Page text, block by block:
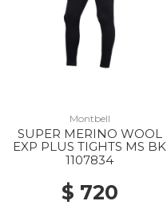
Montbell
SUPER MERINO WOOL
EXP PLUS TIGHTS MS BK
1107834
$ 720